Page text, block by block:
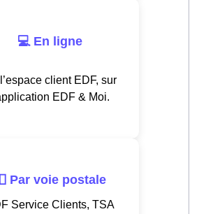
💻 En ligne
client EDF, sur
EDF & Moi.
Par voie postale
Service Clients, TSA